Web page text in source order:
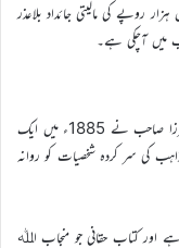
روپے کی مالیتی جائداد بلاعذر
میں آچکی ہے۔
جب پہلے چیلنج کے جواب میں کوئی مقابلے پہ نہ آیا تو مرزا صاحب نے 1885ء میں ایک
کی سر کردہ شخصیات کو روانہ
اور کتاب حقانی جو منجاب اﷲ